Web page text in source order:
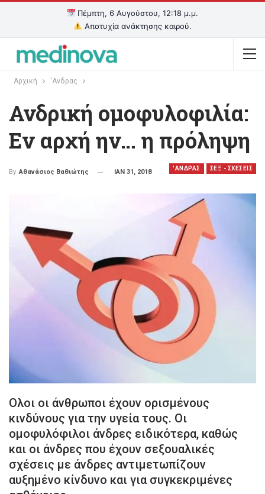
Πέμπτη, 6 Αυγούστου, 12:18 μ.μ.
Αποτυχία ανάκτησης καιρού.
Αρχική 'Ανδρας
Ανδρική ομοφυλοφιλία:
Εν αρχή ην… η πρόληψη
'ΑΝΔΡΑΣ ΣΕΞ - ΣΧΕΣΕΙΣ
By Αθανάσιος Βαθιώτης ΙΑΝ 31, 2018
Ολοι οι άνθρωποι έχουν ορισμένους
κινδύνους για την υγεία τους. Οι
ομοφυλόφιλοι άνδρες ειδικότερα, καθώς
και οι άνδρες που έχουν σεξουαλικές
σχέσεις με άνδρες αντιμετωπίζουν
αυξημένο κίνδυνο και για συγκεκριμένες